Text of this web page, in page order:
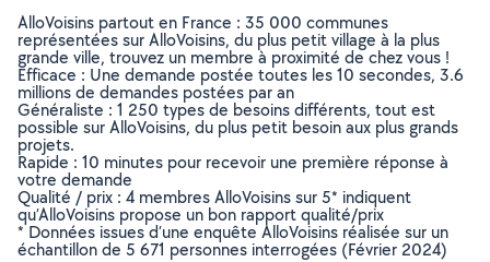
AlloVoisins partout en France : 35 000 communes
représentées sur AlloVoisins, du plus petit village à la plus
grande ville, trouvez un membre à proximité de chez vous !
Efficace : Une demande postée toutes les 10 secondes, 3.6
millions de demandes postées par an
Généraliste : 1 250 types de besoins différents, tout est
possible sur AlloVoisins, du plus petit besoin aux plus grands
projets.
Rapide : 10 minutes pour recevoir une première réponse à
votre demande
Qualité / prix : 4 membres AlloVoisins sur 5* indiquent
qu’AlloVoisins propose un bon rapport qualité/prix
* Données issues d’une enquête AlloVoisins réalisée sur un
échantillon de 5 671 personnes interrogées (Février 2024)